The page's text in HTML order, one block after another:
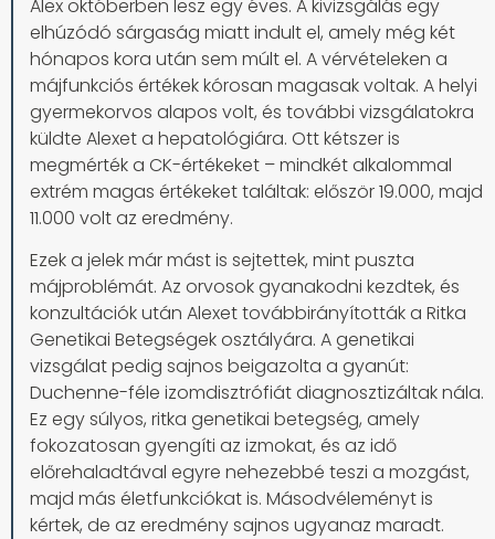
Alex októberben lesz egy éves. A kivizsgálás egy
elhúzódó sárgaság miatt indult el, amely még két
hónapos kora után sem múlt el. A vérvételeken a
májfunkciós értékek kórosan magasak voltak. A helyi
gyermekorvos alapos volt, és további vizsgálatokra
küldte Alexet a hepatológiára. Ott kétszer is
megmérték a CK-értékeket – mindkét alkalommal
extrém magas értékeket találtak: először 19.000, majd
11.000 volt az eredmény.
Ezek a jelek már mást is sejtettek, mint puszta
májproblémát. Az orvosok gyanakodni kezdtek, és
konzultációk után Alexet továbbirányították a Ritka
Genetikai Betegségek osztályára. A genetikai
vizsgálat pedig sajnos beigazolta a gyanút:
Duchenne-féle izomdisztrófiát diagnosztizáltak nála.
Ez egy súlyos, ritka genetikai betegség, amely
fokozatosan gyengíti az izmokat, és az idő
előrehaladtával egyre nehezebbé teszi a mozgást,
majd más életfunkciókat is. Másodvéleményt is
kértek, de az eredmény sajnos ugyanaz maradt.